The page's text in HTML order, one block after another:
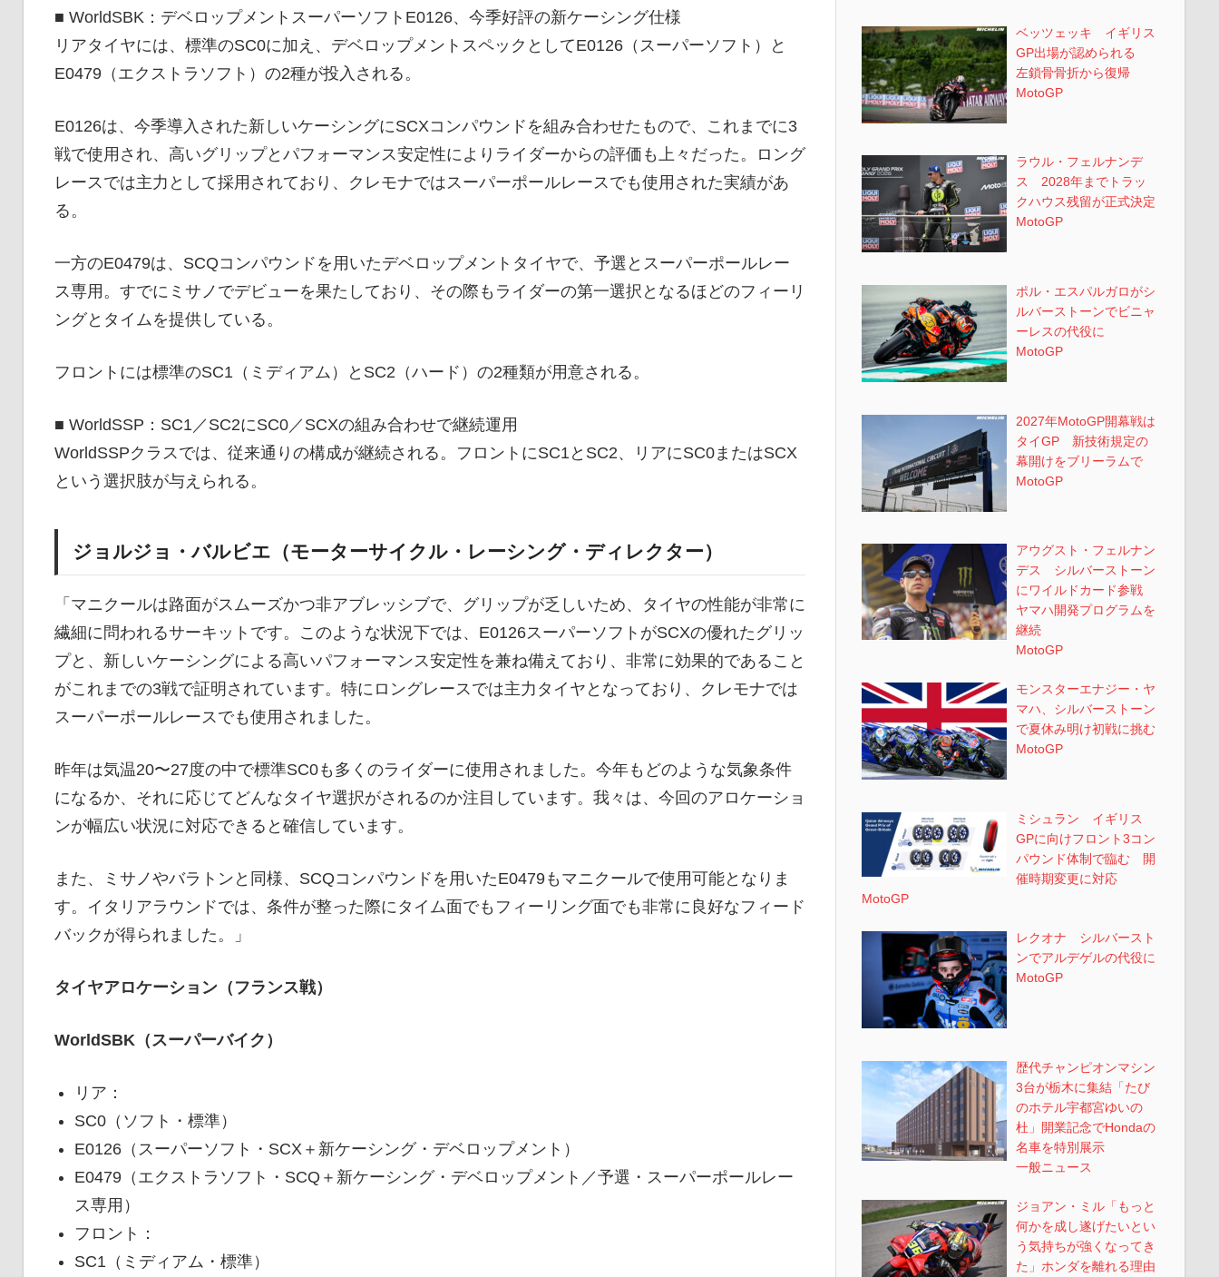
■ WorldSBK：デベロップメントスーパーソフトE0126、今季好評の新ケーシング仕様
リアタイヤには、標準のSC0に加え、デベロップメントスペックとしてE0126（スーパーソフト）と
E0479（エクストラソフト）の2種が投入される。
E0126は、今季導入された新しいケーシングにSCXコンパウンドを組み合わせたもので、これまでに3
戦で使用され、高いグリップとパフォーマンス安定性によりライダーからの評価も上々だった。ロング
レースでは主力として採用されており、クレモナではスーパーポールレースでも使用された実績があ
る。
一方のE0479は、SCQコンパウンドを用いたデベロップメントタイヤで、予選とスーパーポールレー
ス専用。すでにミサノでデビューを果たしており、その際もライダーの第一選択となるほどのフィーリ
ングとタイムを提供している。
フロントには標準のSC1（ミディアム）とSC2（ハード）の2種類が用意される。
■ WorldSSP：SC1／SC2にSC0／SCXの組み合わせで継続運用
WorldSSPクラスでは、従来通りの構成が継続される。フロントにSC1とSC2、リアにSC0またはSCX
という選択肢が与えられる。
ジョルジョ・バルビエ（モーターサイクル・レーシング・ディレクター）
「マニクールは路面がスムーズかつ非アブレッシブで、グリップが乏しいため、タイヤの性能が非常に
繊細に問われるサーキットです。このような状況下では、E0126スーパーソフトがSCXの優れたグリッ
プと、新しいケーシングによる高いパフォーマンス安定性を兼ね備えており、非常に効果的であること
がこれまでの3戦で証明されています。特にロングレースでは主力タイヤとなっており、クレモナでは
スーパーポールレースでも使用されました。
昨年は気温20〜27度の中で標準SC0も多くのライダーに使用されました。今年もどのような気象条件
になるか、それに応じてどんなタイヤ選択がされるのか注目しています。我々は、今回のアロケーショ
ンが幅広い状況に対応できると確信しています。
また、ミサノやバラトンと同様、SCQコンパウンドを用いたE0479もマニクールで使用可能となりま
す。イタリアラウンドでは、条件が整った際にタイム面でもフィーリング面でも非常に良好なフィード
バックが得られました。」
タイヤアロケーション（フランス戦）
WorldSBK（スーパーバイク）
リア：
SC0（ソフト・標準）
E0126（スーパーソフト・SCX＋新ケーシング・デベロップメント）
E0479（エクストラソフト・SCQ＋新ケーシング・デベロップメント／予選・スーパーポールレー
ス専用）
フロント：
SC1（ミディアム・標準）
ベッツェッキ イギリス
GP出場が認められる
左鎖骨骨折から復帰
MotoGP
ラウル・フェルナンデ
ス 2028年までトラッ
クハウス残留が正式決定
MotoGP
ポル・エスパルガロがシ
ルバーストーンでビニャ
ーレスの代役に
MotoGP
2027年MotoGP開幕戦は
タイGP 新技術規定の
幕開けをブリーラムで
MotoGP
アウグスト・フェルナン
デス シルバーストーン
にワイルドカード参戦
ヤマハ開発プログラムを
継続
MotoGP
モンスターエナジー・ヤ
マハ、シルバーストーン
で夏休み明け初戦に挑む
MotoGP
ミシュラン イギリス
GPに向けフロント3コン
パウンド体制で臨む 開
催時期変更に対応
MotoGP
レクオナ シルバースト
ンでアルデゲルの代役に
MotoGP
歴代チャンピオンマシン
3台が栃木に集結「たび
のホテル宇都宮ゆいの
杜」開業記念でHondaの
名車を特別展示
一般ニュース
ジョアン・ミル「もっと
何かを成し遂げたいとい
う気持ちが強くなってき
た」ホンダを離れる理由